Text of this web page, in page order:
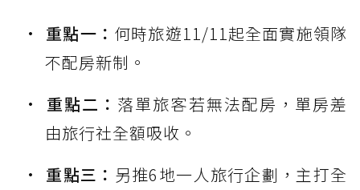
重點一： 何時旅遊11/11起全面實施領隊
不配房新制。
重點二： 落單旅客若無法配房，單房差
由旅行社全額吸收。
重點三： 另推6地一人旅行企劃，主打全